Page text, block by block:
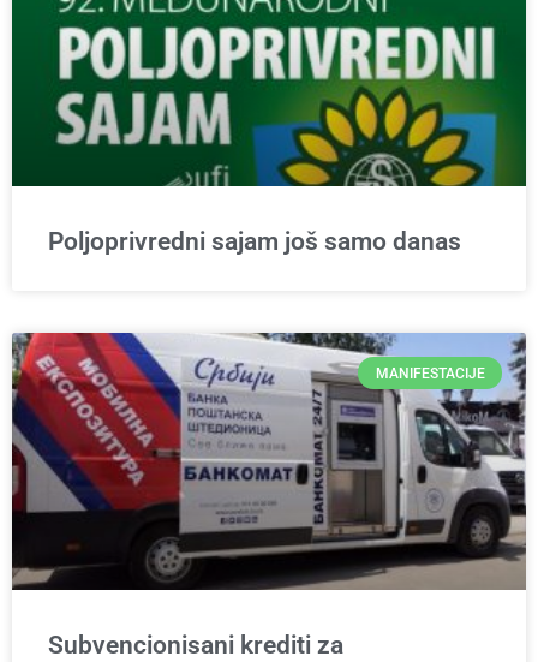
Poljoprivredni sajam još samo danas
MANIFESTACIJE
Subvencionisani krediti za